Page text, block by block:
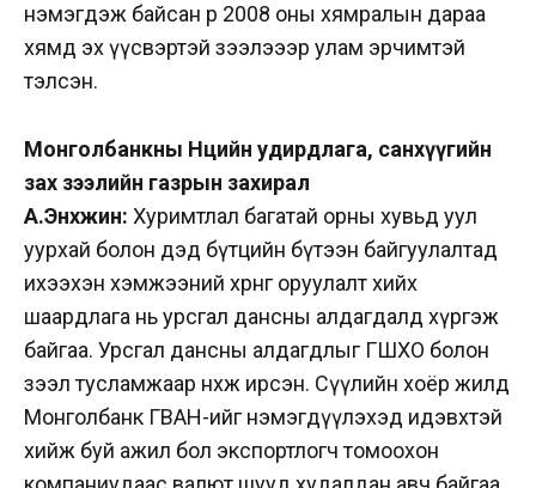
нэмэгдэж байсан өр 2008 оны хямралын дараа
хямд эх үүсвэртэй зээлэээр улам эрчимтэй
тэлсэн.
Монголбанкны Нөөцийн удирдлага, санхүүгийн
зах зээлийн газрын захирал
А.Энхжин: Хуримтлал багатай орны хувьд уул
уурхай болон дэд бүтцийн бүтээн байгуулалтад
ихээхэн хэмжээний хөрөнгө оруулалт хийх
шаардлага нь урсгал дансны алдагдалд хүргэж
байгаа. Урсгал дансны алдагдлыг ГШХО болон
зээл тусламжаар нөхөж ирсэн. Сүүлийн хоёр жилд
Монголбанк ГВАН-ийг нэмэгдүүлэхэд идэвхтэй
хийж буй ажил бол экспортлогч томоохон